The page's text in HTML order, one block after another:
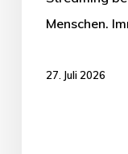
Menschen.
27. Juli 2026